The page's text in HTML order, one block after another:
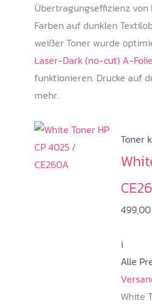
Übertragungseffizienz
Farben auf dunklen
weißer Toner wurde
Laser-Dark (no-cut) A-Folie
funktionieren. Drucke auf
mehr.
Toner
i
Alle
White